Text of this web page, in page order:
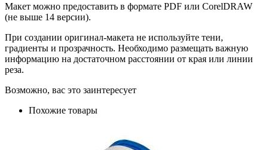
Макет можно предоставить в формате PDF или CorelDRAW
(не выше 14 версии).
При создании оригинал-макета не используйте тени,
градиенты и прозрачность. Необходимо размещать важную
информацию на достаточном расстоянии от края или линии
реза.
Возможно, вас это заинтересует
Похожие товары